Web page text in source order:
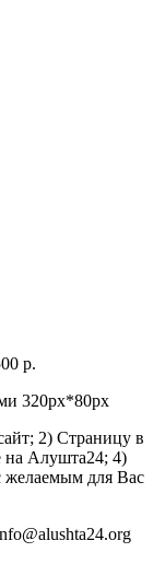
р.
320px*80px
2) Страницу в
на Алушта24; 4)
желаемым для Вас